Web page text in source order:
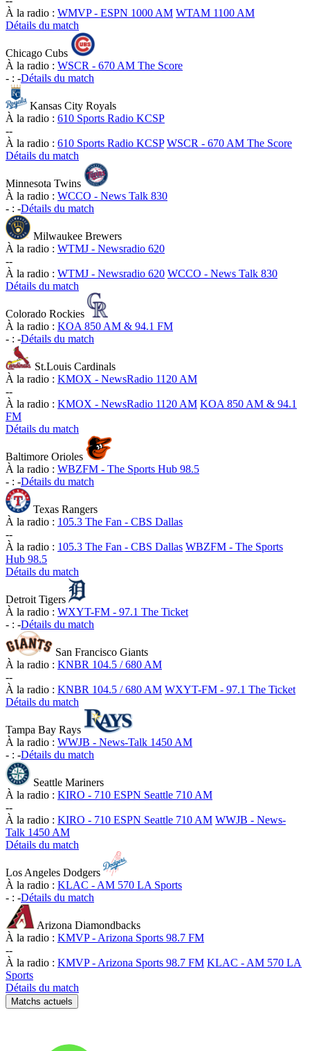
À la radio : WMVP - ESPN 1000 AM WTAM 1100 AM
Détails du match
Chicago Cubs
À la radio : WSCR - 670 AM The Score
- : -Détails du match
Kansas City Royals
À la radio : 610 Sports Radio KCSP
--
À la radio : 610 Sports Radio KCSP WSCR - 670 AM The Score
Détails du match
Minnesota Twins
À la radio : WCCO - News Talk 830
- : -Détails du match
Milwaukee Brewers
À la radio : WTMJ - Newsradio 620
--
À la radio : WTMJ - Newsradio 620 WCCO - News Talk 830
Détails du match
Colorado Rockies
À la radio : KOA 850 AM & 94.1 FM
- : -Détails du match
St.Louis Cardinals
À la radio : KMOX - NewsRadio 1120 AM
--
À la radio : KMOX - NewsRadio 1120 AM KOA 850 AM & 94.1
FM
Détails du match
Baltimore Orioles
À la radio : WBZFM - The Sports Hub 98.5
- : -Détails du match
Texas Rangers
À la radio : 105.3 The Fan - CBS Dallas
--
À la radio : 105.3 The Fan - CBS Dallas WBZFM - The Sports
Hub 98.5
Détails du match
Detroit Tigers
À la radio : WXYT-FM - 97.1 The Ticket
- : -Détails du match
San Francisco Giants
À la radio : KNBR 104.5 / 680 AM
--
À la radio : KNBR 104.5 / 680 AM WXYT-FM - 97.1 The Ticket
Détails du match
Tampa Bay Rays
À la radio : WWJB - News-Talk 1450 AM
- : -Détails du match
Seattle Mariners
À la radio : KIRO - 710 ESPN Seattle 710 AM
--
À la radio : KIRO - 710 ESPN Seattle 710 AM WWJB - News-
Talk 1450 AM
Détails du match
Los Angeles Dodgers
À la radio : KLAC - AM 570 LA Sports
- : -Détails du match
Arizona Diamondbacks
À la radio : KMVP - Arizona Sports 98.7 FM
--
À la radio : KMVP - Arizona Sports 98.7 FM KLAC - AM 570 LA
Sports
Détails du match
Matchs actuels